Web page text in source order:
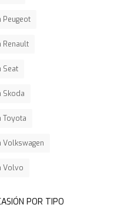
Peugeot
Renault
Seat
Skoda
Toyota
Volkswagen
Volvo
POR TIPO